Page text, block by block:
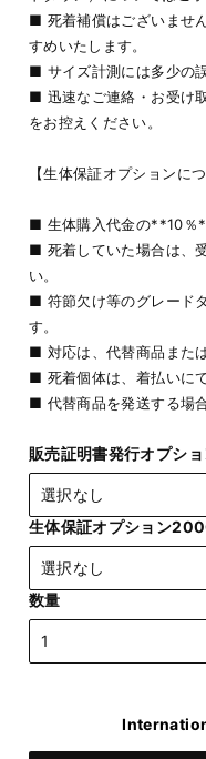
■ 死着補償はございませ
すめいたします。
■ サイズ計測には多少の
■ 迅速なご連絡・お受け
をお控えください。
【生体保証オプションにつ
■ 生体購入代金の**10％
■ 死着していた場合は、
い。
■ 符節欠け等のグレード
す。
■ 対応は、代替商品また
■ 死着個体は、着払いに
■ 代替商品を発送する場
販売証明書発行オプシ
生体保証オプション
数量